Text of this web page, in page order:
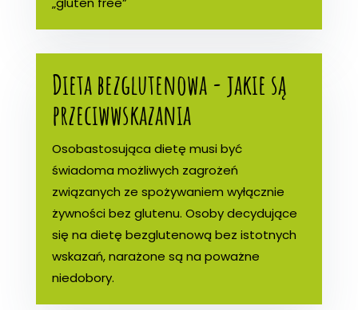
Dieta bezglutenowa - jakie są
przeciwwskazania
Osobastosująca dietę musi być
świadoma możliwych zagrożeń
związanych ze spożywaniem wyłącznie
żywności bez glutenu. Osoby decydujące
się na dietę bezglutenową bez istotnych
wskazań, narażone są na poważne
niedobory.